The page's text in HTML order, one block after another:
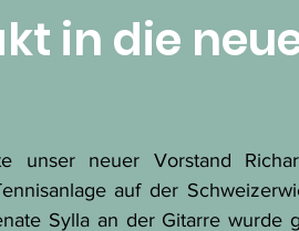
in die
unser neuer Vorstand
auf der
Sylla an der Gitarre wurde